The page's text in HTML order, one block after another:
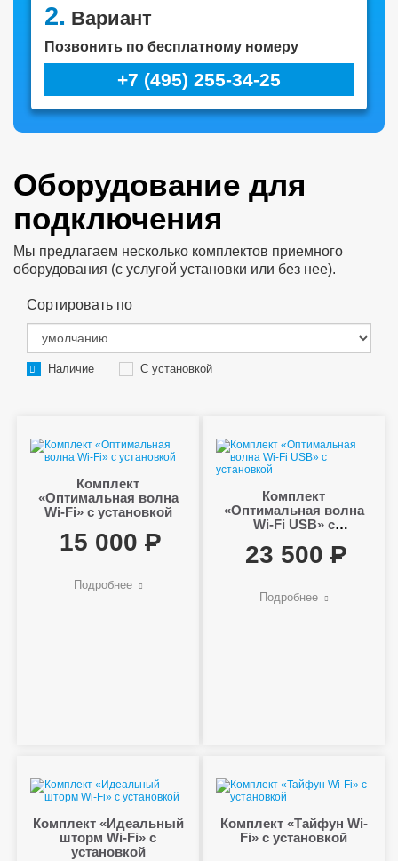
2. Вариант
Позвонить по бесплатному номеру
+7 (495) 255-34-25
Оборудование для
подключения
Мы предлагаем несколько комплектов приемного
оборудования (с услугой установки или без нее).
Сортировать по
Наличие С установкой
Комплект
«Оптимальная волна
Wi-Fi» с установкой
15 000
Подробнее
Комплект
«Оптимальная волна
Wi-Fi USB» с
23 500
Подробнее
Комплект «Идеальный
шторм Wi-Fi» с
установкой
Комплект «Тайфун Wi-
Fi» с установкой